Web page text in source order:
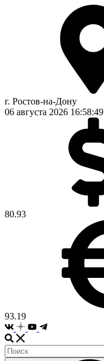
г. Ростов-на-Дону
06 августа 2026 16:58:49
80.93
93.19